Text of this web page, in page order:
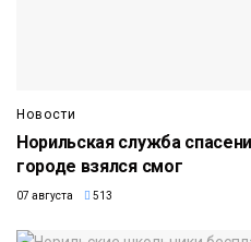
Новости
Норильская служба
городе взялся смог
07 августа 513